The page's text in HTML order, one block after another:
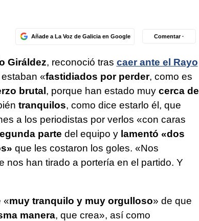
Añade a La Voz de Galicia en Google Comentar ·
Giráldez, reconoció tras caer ante el Rayo
«fastidiados por perder, como es
brutal, porque han estado muy cerca de
tranquilos, como dice estarlo él, que
a los periodistas por verlos «con caras
parte del equipo y lamentó «dos
que les costaron los goles. «Nos
nos han tirado a portería en el partido. Y
«muy tranquilo y muy orgulloso» de que
manera, que crea», así como